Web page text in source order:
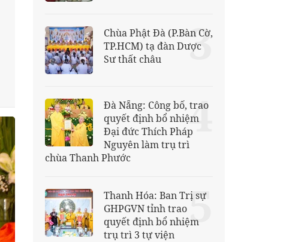
Chùa Phật Đà (P.Bàn Cờ,
TP.HCM) tạ đàn Dược
Sư thất châu
3
Đà Nẵng: Công bố, trao
quyết định bổ nhiệm
Đại đức Thích Pháp
Nguyên làm trụ trì
chùa Thanh Phước
4
Thanh Hóa: Ban Trị sự
GHPGVN tỉnh trao
quyết định bổ nhiệm
trụ trì 3 tự viện
5